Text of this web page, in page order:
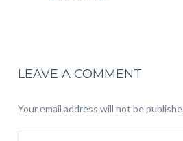
LEAVE A COMMENT
Your email address will not be